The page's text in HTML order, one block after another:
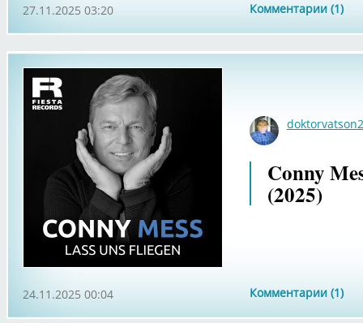
Комментарии (1)
27.11.2025 03:20
Conny
(2025)
Комментарии (1)
24.11.2025 00:04